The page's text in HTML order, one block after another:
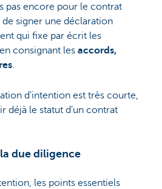
pas encore pour le contrat
signer une déclaration
qui fixe par écrit les
consignant les accords,
d'intention est très courte,
déjà le statut d'un contrat
due diligence
les points essentiels